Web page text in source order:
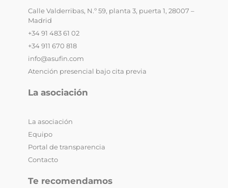
Calle Valderribas, N.º 59, planta 3, puerta 1, 28007 –
Madrid
+34 91 483 61 02
+34 911 670 818
info@asufin.com
Atención presencial bajo cita previa
La asociación
La asociación
Equipo
Portal de transparencia
Contacto
Te recomendamos